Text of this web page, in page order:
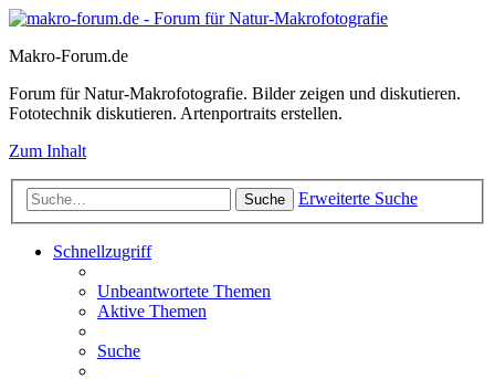
Makro-Forum.de
Forum für Natur-Makrofotografie. Bilder zeigen und diskutieren.
Fototechnik diskutieren. Artenportraits erstellen.
Zum Inhalt
Suche Erweiterte Suche
Schnellzugriff
Unbeantwortete Themen
Aktive Themen
Suche